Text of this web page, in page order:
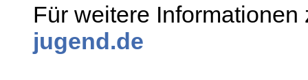
Für weitere
jugend.de